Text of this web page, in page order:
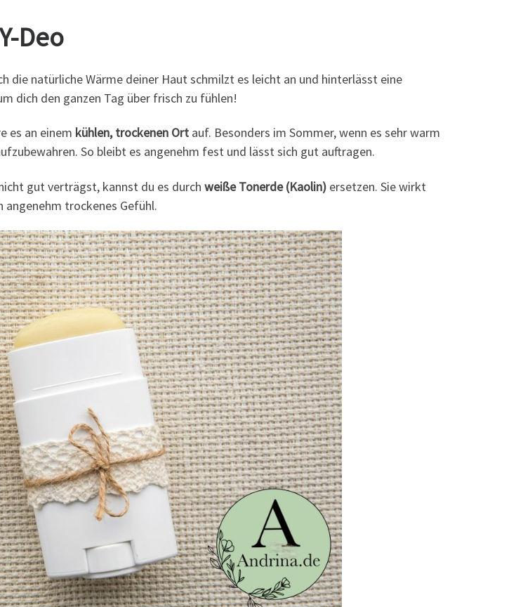
Deo
die natürliche Wärme deiner Haut schmilzt es leicht an und hinterlässt eine
dich den ganzen Tag über frisch zu fühlen!
es an einem kühlen, trockenen Ort auf. Besonders im Sommer, wenn es sehr warm
So bleibt es angenehm fest und lässt sich gut auftragen.
gut verträgst, kannst du es durch weiße Tonerde (Kaolin) ersetzen. Sie wirkt
trockenes Gefühl.